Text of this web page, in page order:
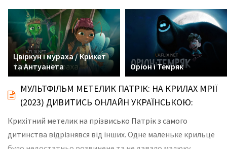
Цвіркун і мураха / Крикет
та Антуанета
Оріон і Темряк
МУЛЬТФІЛЬМ МЕТЕЛИК ПАТРІК: НА КРИЛАХ МРІЇ
(2023) ДИВИТИСЬ ОНЛАЙН УКРАЇНСЬКОЮ:
Крихітний метелик на прізвисько Патрік з самого
дитинства відрізнявся від інших. Одне маленьке крильце